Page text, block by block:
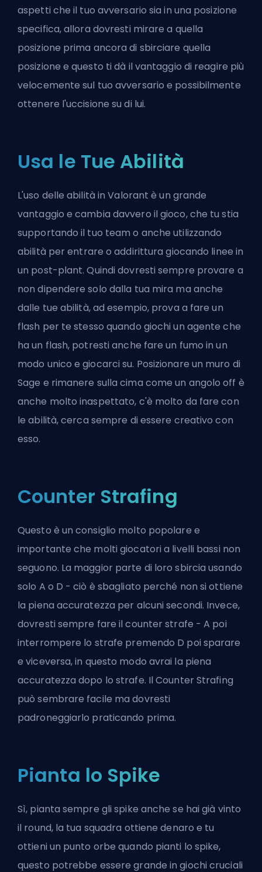
aspetti che il tuo avversario sia in una posizione
specifica, allora dovresti mirare a quella
posizione prima ancora di sbirciare quella
posizione e questo ti dà il vantaggio di reagire più
velocemente sul tuo avversario e possibilmente
ottenere l'uccisione su di lui.
Usa le Tue Abilità
L'uso delle abilità in Valorant è un grande
vantaggio e cambia davvero il gioco, che tu stia
supportando il tuo team o anche utilizzando
abilità per entrare o addirittura giocando linee in
un post-plant. Quindi dovresti sempre provare a
non dipendere solo dalla tua mira ma anche
dalle tue abilità, ad esempio, prova a fare un
flash per te stesso quando giochi un agente che
ha un flash, potresti anche fare un fumo in un
modo unico e giocarci su. Posizionare un muro di
Sage e rimanere sulla cima come un angolo off è
anche molto inaspettato, c'è molto da fare con
le abilità, cerca sempre di essere creativo con
esso.
Counter Strafing
Questo è un consiglio molto popolare e
importante che molti giocatori a livelli bassi non
seguono. La maggior parte di loro sbircia usando
solo A o D - ciò è sbagliato perché non si ottiene
la piena accuratezza per alcuni secondi. Invece,
dovresti sempre fare il counter strafe - A poi
interrompere lo strafe premendo D poi sparare
e viceversa, in questo modo avrai la piena
accuratezza dopo lo strafe. Il Counter Strafing
può sembrare facile ma dovresti
padroneggiarlo praticando prima.
Pianta lo Spike
Sì, pianta sempre gli spike anche se hai già vinto
il round, la tua squadra ottiene denaro e tu
ottieni un punto orbe quando pianti lo spike,
questo potrebbe essere grande in giochi cruciali